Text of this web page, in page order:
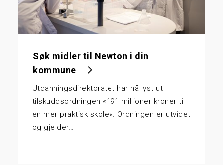
Søk midler til Newton i din
kommune
Utdanningsdirektoratet har nå lyst ut
tilskuddsordningen «191 millioner kroner til
en mer praktisk skole». Ordningen er utvidet
og gjelder…